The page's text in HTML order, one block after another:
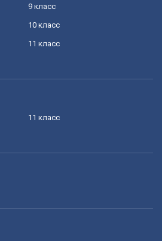
9 класс
10 класс
11 класс
11 класс